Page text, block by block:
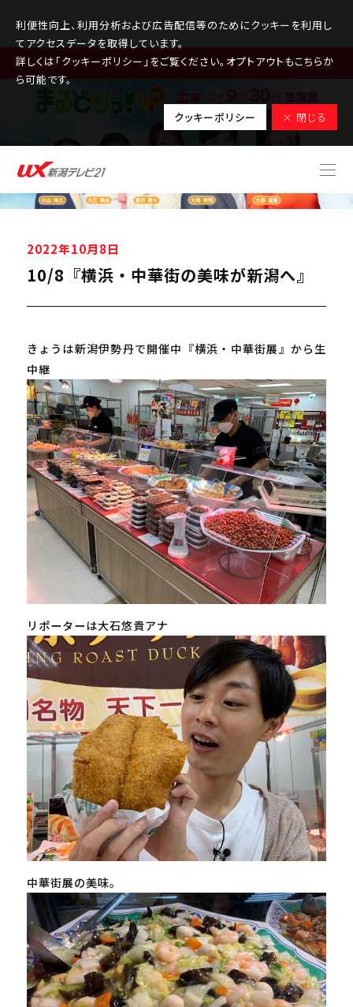
利便性向上、利用分析および広告配信等のためにクッキーを利用し
てアクセスデータを取得しています。
詳しくは「クッキーポリシー」をご覧ください。オプトアウトもこちらか
ら可能です。
クッキーポリシー × 閉じる
MENU
2022年10月8日
10/8『横浜・中華街の美味が新潟へ』
きょうは新潟伊勢丹で開催中『横浜・中華街展』から生
中継
リポーターは大石悠貴アナ
中華街展の美味。